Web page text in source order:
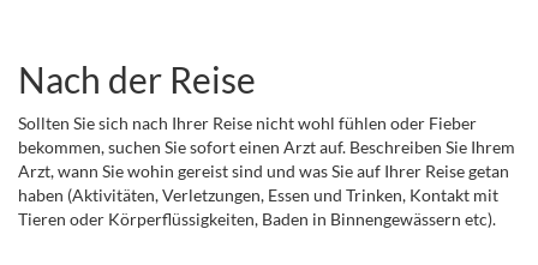
Nach der Reise
Sollten Sie sich nach Ihrer Reise nicht wohl fühlen oder Fieber
bekommen, suchen Sie sofort einen Arzt auf. Beschreiben Sie Ihrem
Arzt, wann Sie wohin gereist sind und was Sie auf Ihrer Reise getan
haben (Aktivitäten, Verletzungen, Essen und Trinken, Kontakt mit
Tieren oder Körperflüssigkeiten, Baden in Binnengewässern etc).